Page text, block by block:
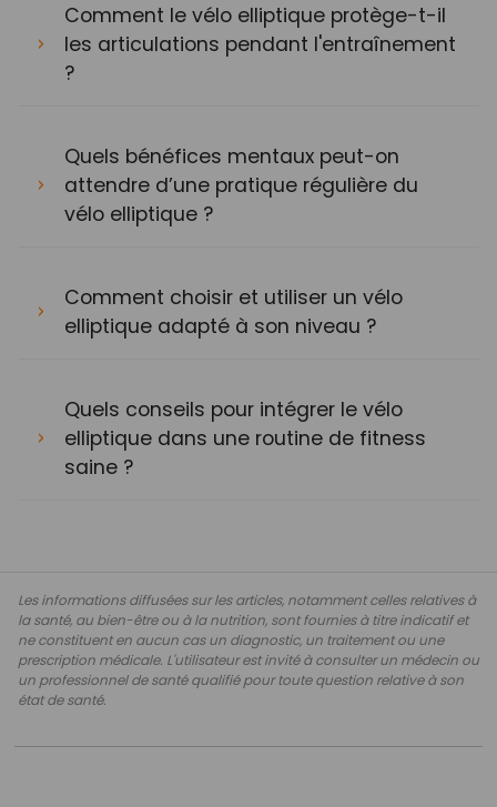
Comment le vélo elliptique protège-t-il
les articulations pendant l'entraînement
?
Quels bénéfices mentaux peut-on
attendre d’une pratique régulière du
vélo elliptique ?
Comment choisir et utiliser un vélo
elliptique adapté à son niveau ?
Quels conseils pour intégrer le vélo
elliptique dans une routine de fitness
saine ?
Les informations diffusées sur les articles, notamment celles relatives à
la santé, au bien-être ou à la nutrition, sont fournies à titre indicatif et
ne constituent en aucun cas un diagnostic, un traitement ou une
prescription médicale. L'utilisateur est invité à consulter un médecin ou
un professionnel de santé qualifié pour toute question relative à son
état de santé.